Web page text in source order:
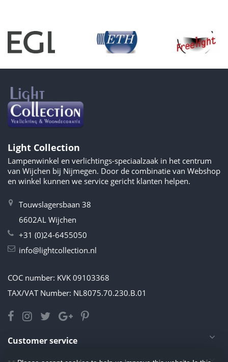
Light Collection
Lampenwinkel en verlichtings-speciaalzaak in het centrum
van Wijchen bij Nijmegen. Door de combinatie van Webshop
en winkel kunnen we service gericht klanten helpen.
Touwslagersbaan 38
6602AL Wijchen
+31 (0)24-6455050
info@lightcollection.nl
COC number: KVK 09103368
TAX/VAT Number: NL8075.70.230.B.01
Customer service